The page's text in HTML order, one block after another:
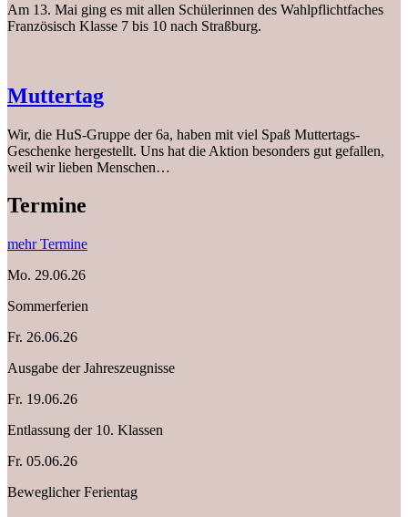
Am 13. Mai ging es mit allen Schülerinnen des Wahlpflichtfaches
Französisch Klasse 7 bis 10 nach Straßburg.
Muttertag
Wir, die HuS-Gruppe der 6a, haben mit viel Spaß Muttertags-
Geschenke hergestellt. Uns hat die Aktion besonders gut gefallen,
weil wir lieben Menschen…
Termine
mehr Termine
Mo. 29.06.26
Sommerferien
Fr. 26.06.26
Ausgabe der Jahreszeugnisse
Fr. 19.06.26
Entlassung der 10. Klassen
Fr. 05.06.26
Beweglicher Ferientag